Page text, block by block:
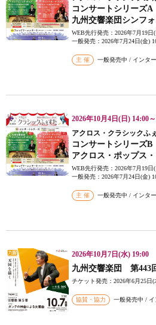
コンサートシリーズA
九州交響楽団シンフ
WEB先行発売：2026年7月19日(
一般発売：2026年7月24日(金)
主 催 一般発売中 / インタ
2026年10月4日(日) 14:00
アクロス・クラシックふ
コンサートシリーズB
アクロス・ポップス
WEB先行発売：2026年7月19日(
一般発売：2026年7月24日(金)
主 催 一般発売中 / インタ
2026年10月7日(水) 19:00
九州交響楽団 第443
チケット発売：2026年6月25日(
協賛・協力 一般発売中 / イ